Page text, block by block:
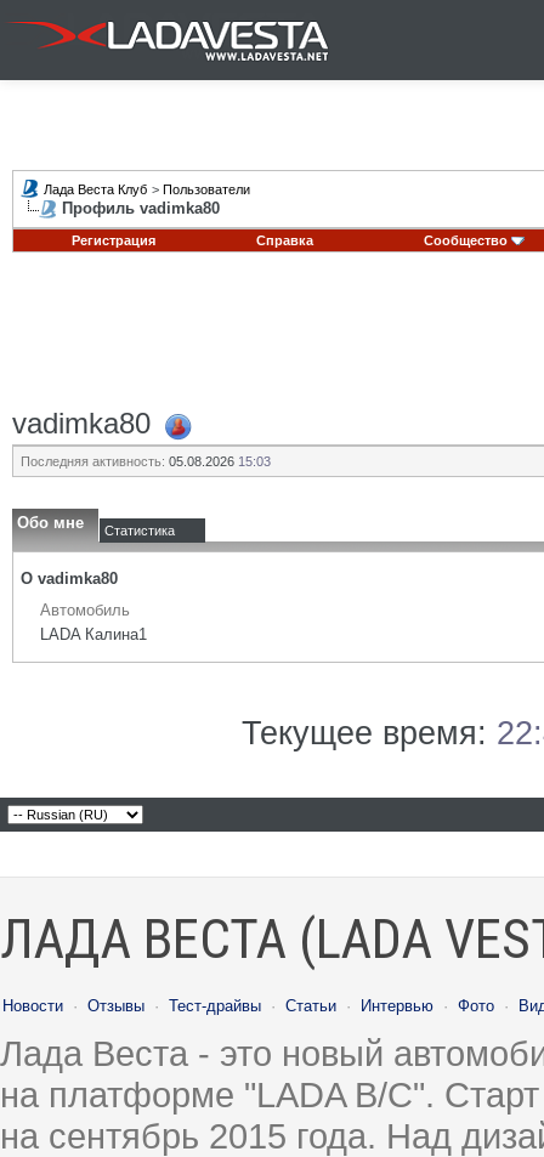
Лада Веста Клуб > Пользователи
Профиль vadimka80
Регистрация Справка Сообщество
vadimka80
Последняя активность: 05.08.2026 15:03
Обо мне Статистика
О vadimka80
Автомобиль
LADA Калина1
Текущее время:
ЛАДА ВЕСТА (LADA
Новости · Отзывы · Тест-драйвы · Статьи · Интервью · Фото ·
Лада Веста - это новый
на платформе "LADA B/C".
на сентябрь 2015 года. Над